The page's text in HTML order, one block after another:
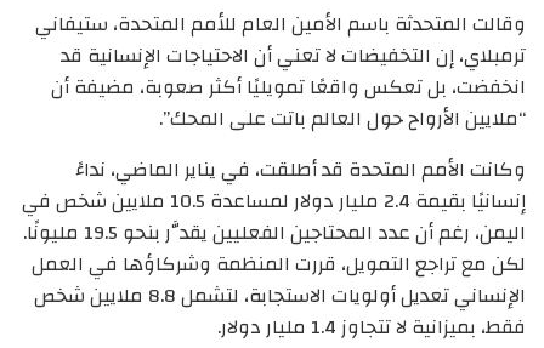
وقالت المتحدثة باسم الأمين العام للأمم المتحدة، ستيفاني
ترمبلاي، إن التخفيضات لا تعني أن الاحتياجات الإنسانية قد
انخفضت، بل تعكس واقعًا تمويليًا أكثر صعوبة، مضيفة أن
“ملايين الأرواح حول العالم باتت على المحك”.
وكانت الأمم المتحدة قد أطلقت، في يناير الماضي، نداءً
إنسانيًا بقيمة 2.4 مليار دولار لمساعدة 10.5 ملايين شخص في
اليمن، رغم أن عدد المحتاجين الفعليين يقدَّر بنحو 19.5 مليونًا.
لكن مع تراجع التمويل، قررت المنظمة وشركاؤها في العمل
الإنساني تعديل أولويات الاستجابة، لتشمل 8.8 ملايين شخص
فقط، بميزانية لا تتجاوز 1.4 مليار دولار.